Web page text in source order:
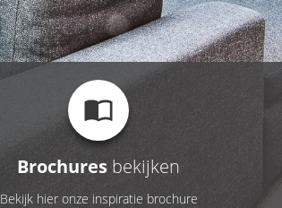
Brochures bekijken
Bekijk hier onze inspiratie brochure